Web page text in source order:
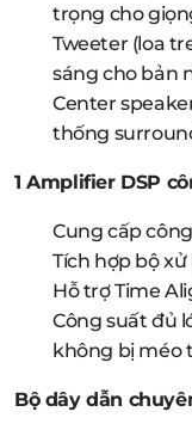
trọng cho
Tweeter (loa
sáng cho bản
Center
thống
1 Amplifier DSP
Cung cấp
Tích hợp bộ xử
Hỗ trợ Time
Công suất đủ
không bị méo
Bộ dây dẫn